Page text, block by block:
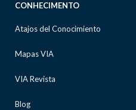
CONHECIMENTO
Atajos del Conocimiento
Mapas VIA
VIA Revista
Blog